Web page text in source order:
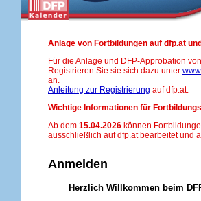
Anlage von Fortbildungen auf dfp.at
Für die Anlage und DFP-Approbation von
Registrieren Sie sie sich dazu unter
an.
Anleitung zur Registrierung auf dfp.at.
Wichtige Informationen für
Ab dem 15.04.2026 können
ausschließlich auf dfp.at bearbeitet und
Anmelden
Herzlich Willkommen beim